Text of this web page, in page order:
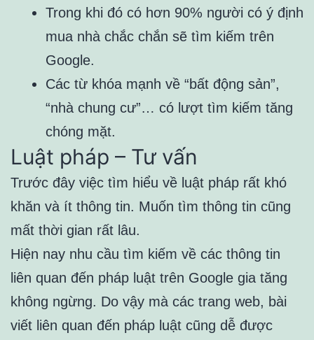
Trong khi đó có hơn 90% người có ý định
mua nhà chắc chắn sẽ tìm kiếm trên
Google.
Các từ khóa mạnh về “bất động sản”,
“nhà chung cư”… có lượt tìm kiếm tăng
chóng mặt.
Luật pháp – Tư vấn
Trước đây việc tìm hiểu về luật pháp rất khó
khăn và ít thông tin. Muốn tìm thông tin cũng
mất thời gian rất lâu.
Hiện nay nhu cầu tìm kiếm về các thông tin
liên quan đến pháp luật trên Google gia tăng
không ngừng. Do vậy mà các trang web, bài
viết liên quan đến pháp luật cũng dễ được